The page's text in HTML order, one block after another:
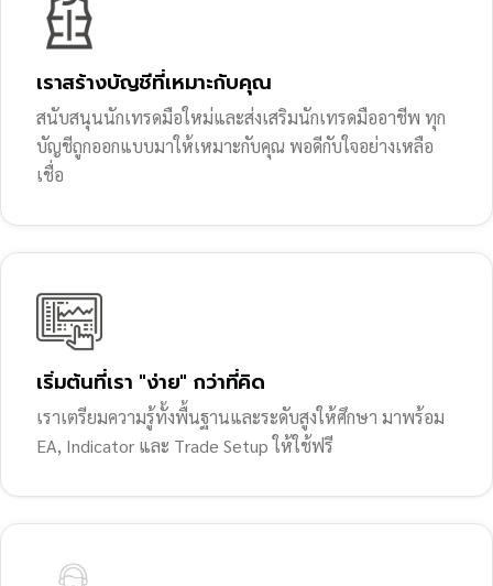
เราสร้างบัญชีที่เหมาะกับคุณ
สนับสนุนนักเทรดมือใหม่และส่งเสริมนักเทรดมืออาชีพ ทุก
บัญชีถูกออกแบบมาให้เหมาะกับคุณ พอดีกับใจอย่างเหลือ
เชื่อ
เริ่มต้นที่เรา "ง่าย" กว่าที่คิด
เราเตรียมความรู้ทั้งพื้นฐานและระดับสูงให้ศึกษา มาพร้อม
EA, Indicator และ Trade Setup ให้ใช้ฟรี